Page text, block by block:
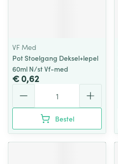
VF Med
Pot Stoelgang Deksel+lepel
60ml N/st Vf-med
€ 0,62
Bestel